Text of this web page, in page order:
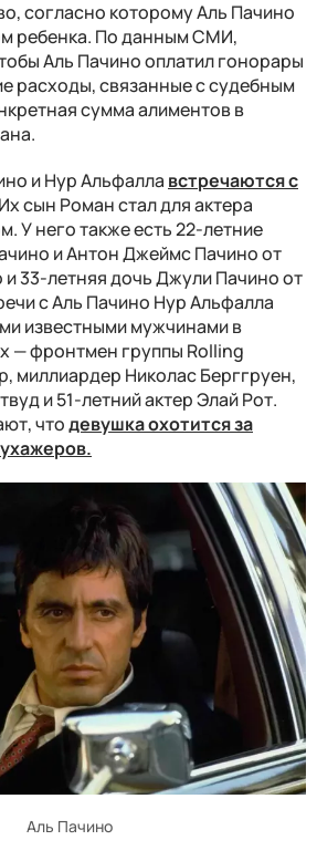
согласно которому Аль Пачино
ребенка. По данным СМИ,
Аль Пачино оплатил гонорары
расходы, связанные с судебным
сумма алиментов в
и Нур Альфалла встречаются с
сын Роман стал для актера
У него также есть 22-летние
и Антон Джеймс Пачино от
33-летняя дочь Джули Пачино от
с Аль Пачино Нур Альфалла
известными мужчинами в
— фронтмен группы Rolling
миллиардер Николас Берггруен,
и 51-летний актер Элай Рот.
чтодевушка охотится за
Аль Пачино